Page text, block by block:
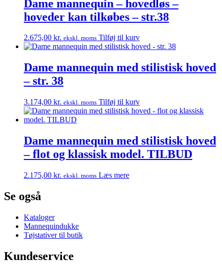
Dame mannequin – hovedløs –
hoveder kan tilkøbes – str.38
2.675,00 kr. ekskl. moms Tilføj til kurv
Dame mannequin med stilistisk hoved
– str. 38
3.174,00 kr. ekskl. moms Tilføj til kurv
Dame mannequin med stilistisk hoved
– flot og klassisk model. TILBUD
2.175,00 kr. ekskl. moms Læs mere
Se også
Kataloger
Mannequindukke
Tøjstativer til butik
Kundeservice